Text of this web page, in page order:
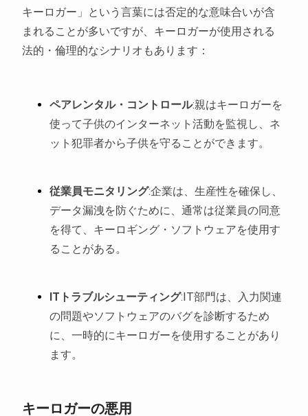
キーロガー」という言葉には否定的な意味合いが含
まれることが多いですが、キーロガーが使用される
法的・倫理的なシナリオもあります：
ペアレンタル・コントロール:親はキーロガーを
使って子供のインターネット活動を監視し、ネ
ット犯罪者から子供を守ることができます。
従業員モニタリング:企業は、生産性を確保し、
データ漏洩を防ぐために、通常は従業員の同意
を得て、キーロギング・ソフトウェアを使用す
ることがある。
ITトラブルシューティング:IT部門は、入力関連
の問題やソフトウェアのバグを診断するため
に、一時的にキーロガーを使用することがあり
ます。
キーロガーの悪用